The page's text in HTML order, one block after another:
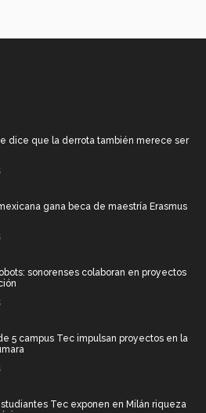
dice que la derrota también merece ser
gana beca de maestría Erasmus
sonorenses colaboran en proyectos
5 campus Tec impulsan proyectos en la
Tec exponen en Milán riqueza